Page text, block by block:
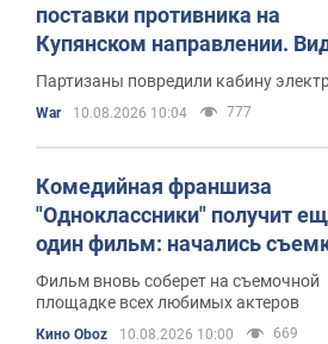
поставки противника на
Купянском направлении.
Партизаны повредили кабину
War 10.08.2026 10:04 777
Комедийная франшиза
"Одноклассники" получит
один фильм: начались
Фильм вновь соберет на съемочной
площадке всех любимых актеров
Кино Oboz 10.08.2026 10:00 669